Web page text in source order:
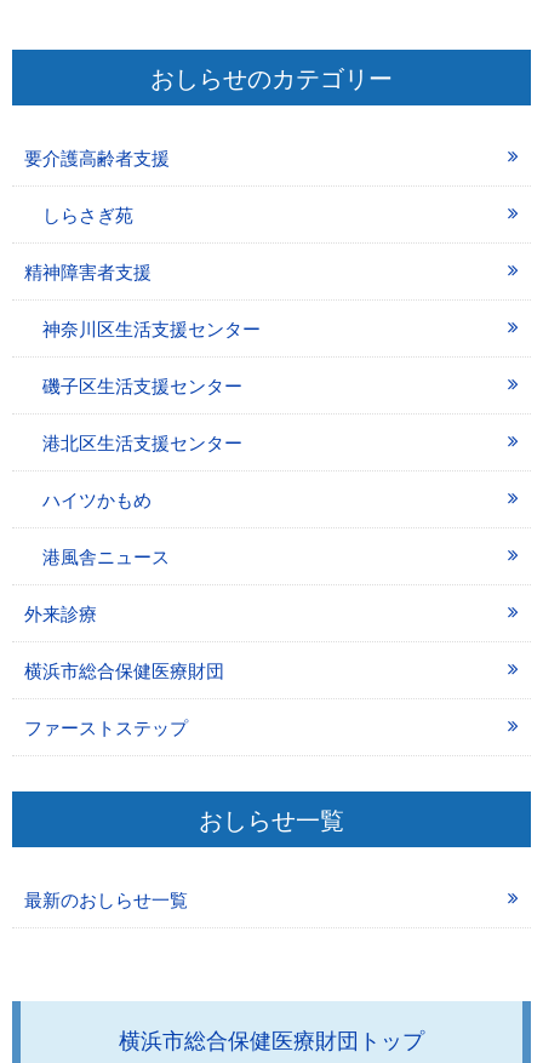
おしらせのカテゴリー
要介護高齢者支援
しらさぎ苑
精神障害者支援
神奈川区生活支援センター
磯子区生活支援センター
港北区生活支援センター
ハイツかもめ
港風舎ニュース
外来診療
横浜市総合保健医療財団
ファーストステップ
おしらせ一覧
最新のおしらせ一覧
横浜市総合保健医療財団トップ